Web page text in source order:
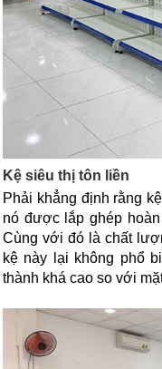
Kệ siêu thị tôn liền
Phải khẳng định rằng
nó được lắp ghép
Cùng với đó là chất
kệ này lại không phổ
thành khá cao so với